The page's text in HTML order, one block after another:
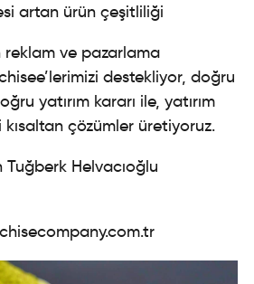
artan ürün çeşitliliği
reklam ve pazarlama
destekliyor, doğru
yatırım kararı ile, yatırım
çözümler üretiyoruz.
Helvacıoğlu